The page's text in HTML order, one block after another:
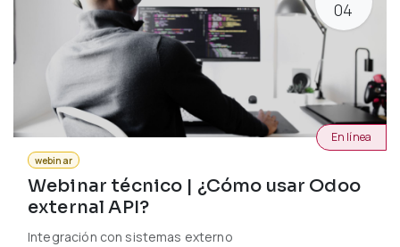
04
webinar
Webinar técnico | ¿Cómo usar Odoo
external API?
Integración con sistemas externo
En línea